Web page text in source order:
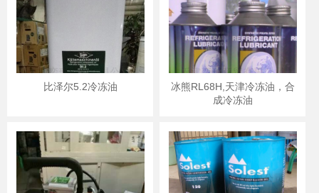
比泽尔5.2冷冻油
冰熊RL68H,天津冷冻油，合
成冷冻油